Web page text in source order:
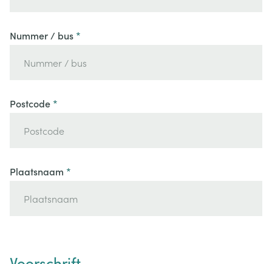
Nummer / bus
Postcode
Plaatsnaam